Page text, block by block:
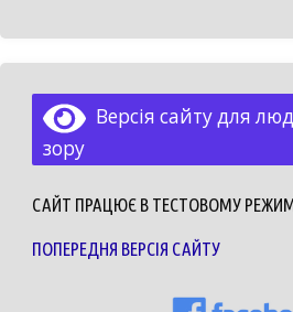
Версія сайту для
зору
САЙТ ПРАЦЮЄ В ТЕСТОВОМУ
ПОПЕРЕДНЯ ВЕРСІЯ САЙТУ